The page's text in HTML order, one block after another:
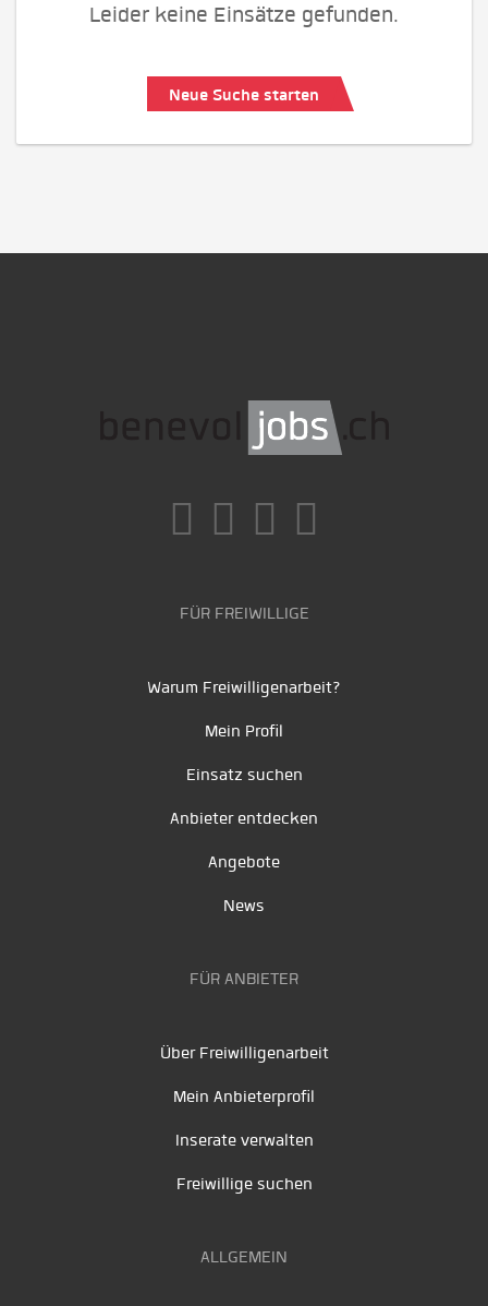
Leider keine Einsätze gefunden.
Neue Suche starten
FÜR FREIWILLIGE
Warum Freiwilligenarbeit?
Mein Profil
Einsatz suchen
Anbieter entdecken
Angebote
News
FÜR ANBIETER
Über Freiwilligenarbeit
Mein Anbieterprofil
Inserate verwalten
Freiwillige suchen
ALLGEMEIN